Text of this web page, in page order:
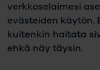
verkkoselaimesi
evästeiden käytön.
kuitenkin haitata
ehkä näy täysin.